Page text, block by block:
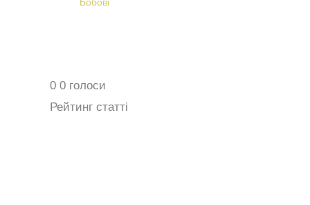
Бобові
0 0 голоси
Рейтинг статті